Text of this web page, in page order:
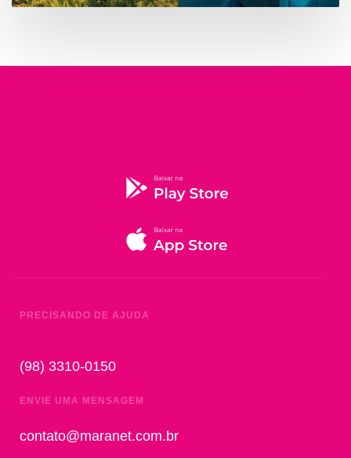
PRECISANDO DE AJUDA
(98) 3310-0150
ENVIE UMA MENSAGEM
contato@maranet.com.br